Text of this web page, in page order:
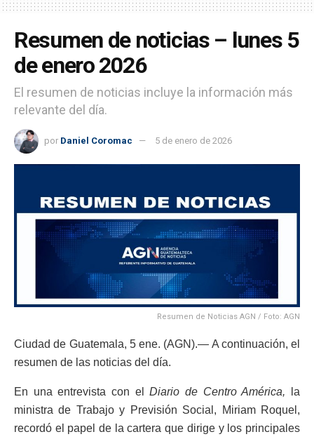
Resumen de noticias – lunes 5
de enero 2026
El resumen de noticias incluye la información más
relevante del día.
por Daniel Coromac 5 de enero de 2026
Resumen de Noticias AGN / Foto: AGN
Ciudad de Guatemala, 5 ene. (AGN).— A continuación, el
resumen de las noticias del día.
En una entrevista con elDiario de Centro América, la
ministra de Trabajo y Previsión Social, Miriam Roquel,
recordó el papel de la cartera que dirige y los principales